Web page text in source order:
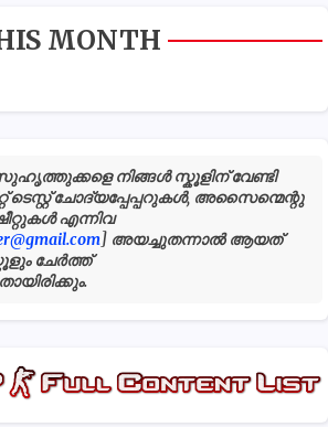
MONTH
നിങ്ങൾ സ്കൂളിന് വേണ്ടി
ടെസ്റ്റ് ചോദ്യപ്പേപ്പറുകൾ, അസൈന്മെന്റു
എന്നിവ
] അയച്ചുതന്നാൽ ആയത്
ചേർത്ത്